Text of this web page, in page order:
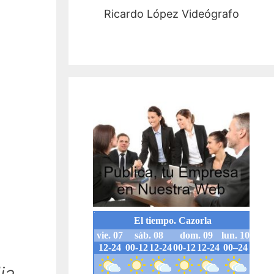
Ricardo López Videógrafo